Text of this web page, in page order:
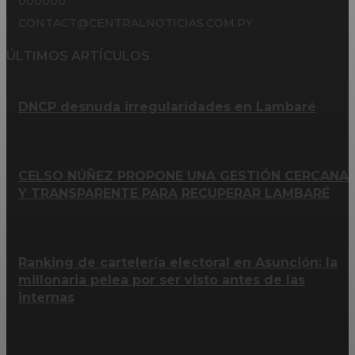
ÚLTIMOS ARTÍCULOS
DNCP desnuda irregularidades en Lambaré
CELSO NÚÑEZ PROPONE UNA GESTIÓN CERCANA
Y TRANSPARENTE PARA RECUPERAR LAMBARÉ
Ranking de cartelería electoral en Asunción: la
millonaria pelea por ser visto antes de las
internas